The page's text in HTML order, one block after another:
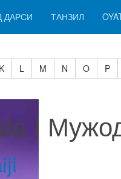
ДАРСИ ТАНЗИЛ
K L M N O P
I